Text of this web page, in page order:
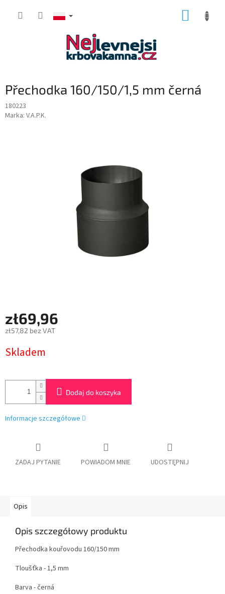
Přechodka 160/150/1,5 mm černá
180223
Marka: V.A.P.K.
zł69,96
zł57,82 bez VAT
jednostkowa:
Skladem
Dodaj do koszyka
Informacje szczegółowe
ZADAJ PYTANIE POWIADOM MNIE UDOSTĘPNIJ
Opis
Opis szczegółowy produktu
Přechodka kouřovodu 160/150 mm
Tloušťka - 1,5 mm
Barva - černá